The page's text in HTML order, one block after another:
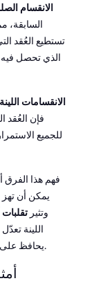
الانقسام
السابقة،
تستطيع العُقد
الذي تحصل
الانقسامات اللينة
فإن العُقد
للجميع
فهم هذا الفرق
يمكن أن
وتثير
اللينة
يحافظ على استقرار الأمور مع تحسين طريقة عمل السلسلة.